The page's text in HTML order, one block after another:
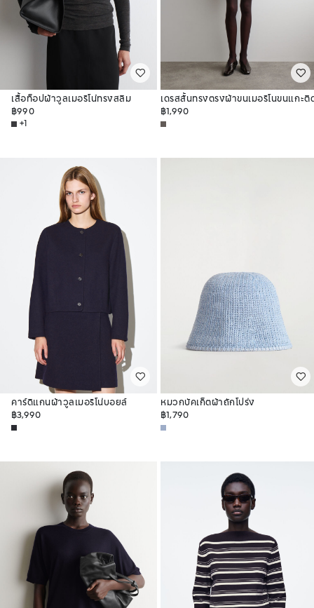
เสื้อท็อปผ้าวูลเมอริโน่ทรงสลิม
฿990
+1
เดรสสั้นทรงตรงผ้าขนเมอริโนขนแกะติ
กระดุม
฿1,990
คาร์ดิแกนผ้าวูลเมอริโน่บอยล์
฿3,990
หมวกบัคเก็ตผ้าถักโปร่ง
฿1,790